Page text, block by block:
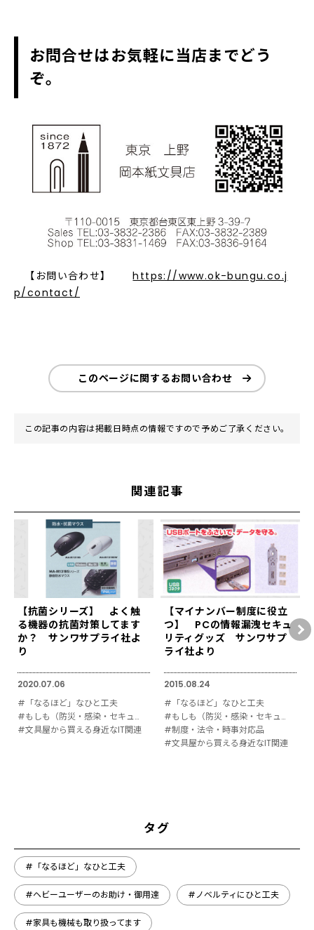
お問合せはお気軽に当店までどう
ぞ。
【お問い合わせ】https://www.ok-bungu.co.j
p/contact/
このページに関するお問い合わせ
この記事の内容は掲載日時点の情報ですので予めご了承ください。
関連記事
【抗菌シリーズ】 よく触
る機器の抗菌対策してます
か？ サンワサプライ社よ
り
2020.07.06
#「なるほど」なひと工夫
#もしも（防災・感染・セキュリティ対策）
#文具屋から買える身近なIT関連
【マイナンバー制度に役立
つ】 PCの情報漏洩セキュ
リティグッズ サンワサプ
ライ社より
2015.08.24
#「なるほど」なひと工夫
#もしも（防災・感染・セキュリティ対策）
#制度・法令・時事対応品
#文具屋から買える身近なIT関連
タグ
#「なるほど」なひと工夫
#ヘビーユーザーのお助け・御用達 #ノベルティにひと工夫
#家具も機械も取り扱ってます